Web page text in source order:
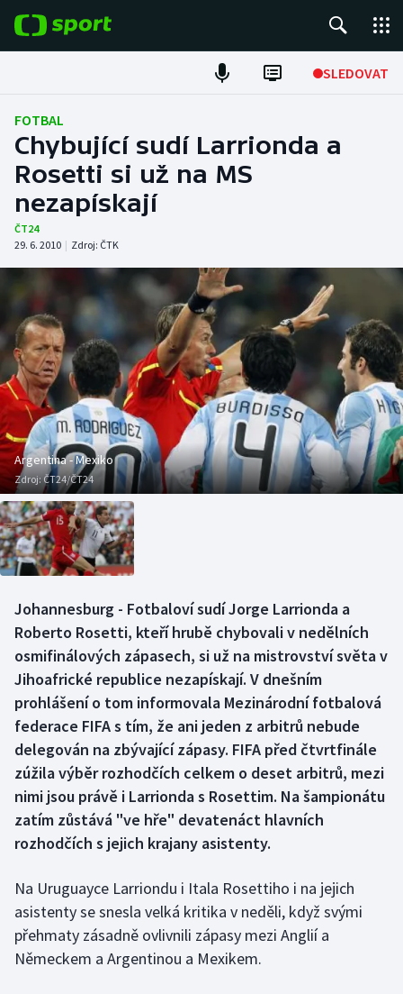
SLEDOVAT
ME v atletice
ME v plavání
Fotbal
Hokej
DALŠÍ SPORTY
Americký fotbal
Atletika
Baseball a softbal
Basketbal
Biatlon
Box
Curling
Cyklistika
Dostihy
Florbal
Futsal
Golf
Gymnastika
NEPŘEHLÉDNĚTE
Soutěže
Historické návraty
Aplikace ČT sport
AZ kvíz
FOTBAL
Chybující sudí Larrionda a
Rosetti si už na MS
nezapískají
ČT24
29. 6. 2010 | Zdroj: ČTK
Argentina - Mexiko
Zdroj:ČT24/ČT24
Johannesburg - Fotbaloví sudí Jorge Larrionda a
Roberto Rosetti, kteří hrubě chybovali v nedělních
osmifinálových zápasech, si už na mistrovství světa v
Jihoafrické republice nezapískají. V dnešním
prohlášení o tom informovala Mezinárodní fotbalová
federace FIFA s tím, že ani jeden z arbitrů nebude
delegován na zbývající zápasy. FIFA před čtvrtfinále
zúžila výběr rozhodčích celkem o deset arbitrů, mezi
nimi jsou právě i Larrionda s Rosettim. Na šampionátu
zatím zůstává "ve hře" devatenáct hlavních
rozhodčích s jejich krajany asistenty.
Na Uruguayce Larriondu i Itala Rosettiho i na jejich
asistenty se snesla velká kritika v neděli, když svými
přehmaty zásadně ovlivnili zápasy mezi Anglií a
Německem a Argentinou a Mexikem.